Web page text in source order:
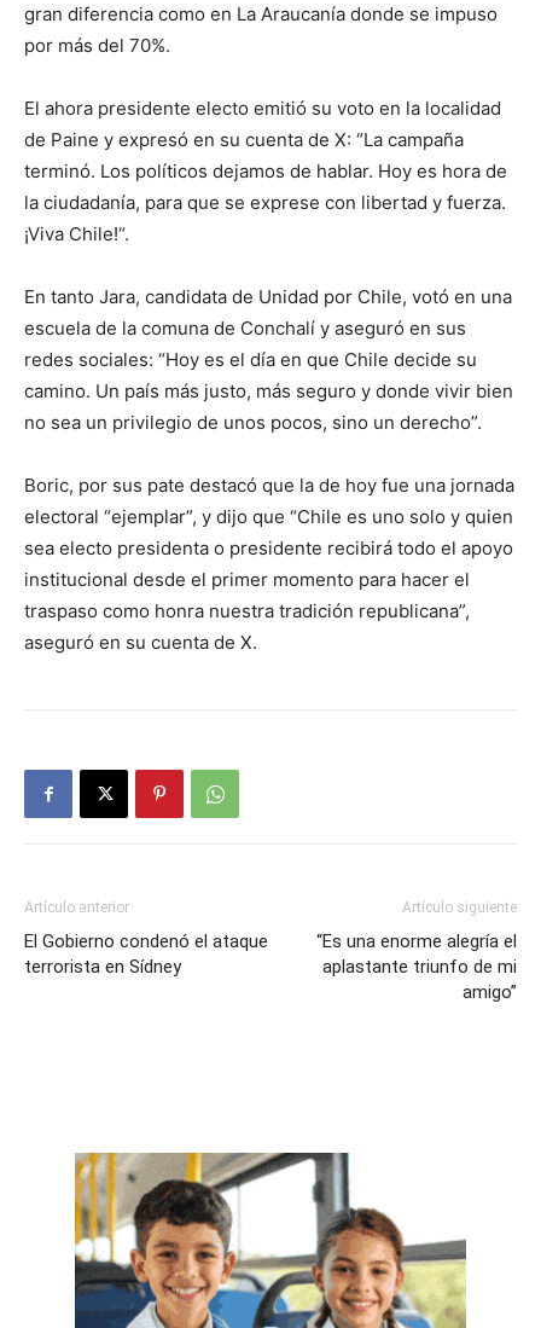
gran diferencia como en La Araucanía donde se impuso
por más del 70%.
El ahora presidente electo emitió su voto en la localidad
de Paine y expresó en su cuenta de X: “La campaña
terminó. Los políticos dejamos de hablar. Hoy es hora de
la ciudadanía, para que se exprese con libertad y fuerza.
¡Viva Chile!“.
En tanto Jara, candidata de Unidad por Chile, votó en una
escuela de la comuna de Conchalí y aseguró en sus
redes sociales: “Hoy es el día en que Chile decide su
camino. Un país más justo, más seguro y donde vivir bien
no sea un privilegio de unos pocos, sino un derecho”.
Boric, por sus pate destacó que la de hoy fue una jornada
electoral “ejemplar”, y dijo que “Chile es uno solo y quien
sea electo presidenta o presidente recibirá todo el apoyo
institucional desde el primer momento para hacer el
traspaso como honra nuestra tradición republicana”,
aseguró en su cuenta de X.
Artículo anterior
El Gobierno condenó el ataque
terrorista en Sídney
Artículo siguiente
“Es una enorme alegría el
aplastante triunfo de mi
amigo”